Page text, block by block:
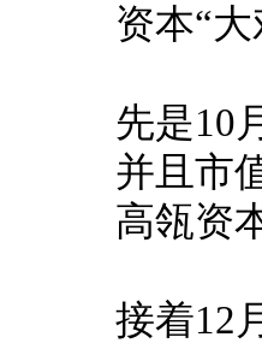
资本“
先是10
并且市
高瓴资
接着12